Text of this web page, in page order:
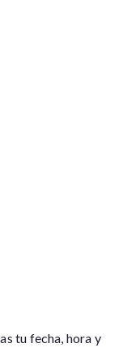
tu fecha, hora y